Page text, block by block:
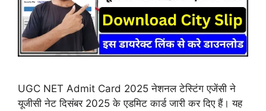
UGC NET Admit Card 2025 नेशनल टेस्टिंग एजेंसी ने
यूजीसी नेट दिसंबर 2025 के एडमिट कार्ड जारी कर दिए हैं। यह